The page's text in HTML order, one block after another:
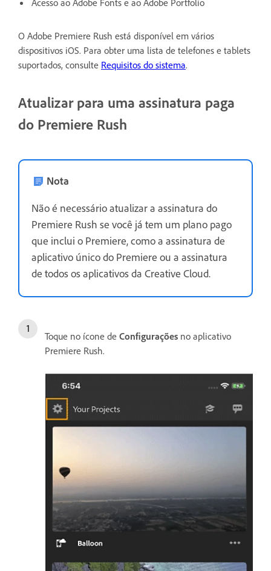
O Adobe Premiere Rush está disponível em vários
dispositivos iOS. Para obter uma lista de telefones e tablets
suportados, consulte Requisitos do sistema.
Atualizar para uma assinatura paga
do Premiere Rush
Nota
Não é necessário atualizar a assinatura do
Premiere Rush se você já tem um plano pago
que inclui o Premiere, como a assinatura de
aplicativo único do Premiere ou a assinatura
de todos os aplicativos da Creative Cloud.
Toque no ícone de Configurações no aplicativo
Premiere Rush.